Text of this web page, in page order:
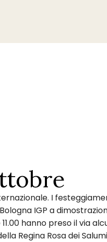
I
IGP a
hanno preso il via
Regina Rosa dei